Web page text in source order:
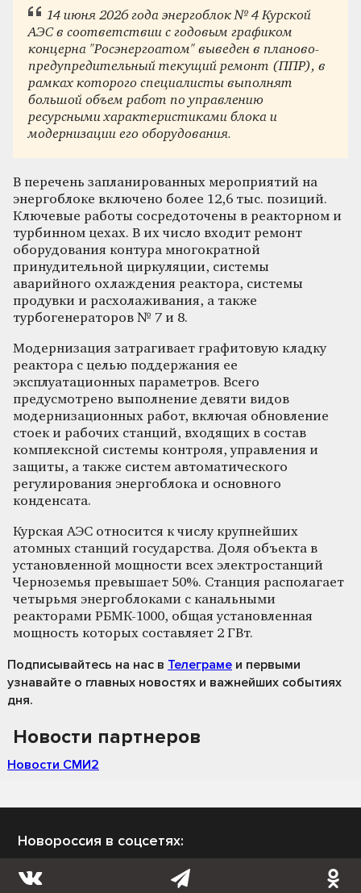
14 июня 2026 года энергоблок № 4 Курской
АЭС в соответствии с годовым графиком
концерна "Росэнергоатом" выведен в планово-
предупредительный текущий ремонт (ППР), в
рамках которого специалисты выполнят
большой объем работ по управлению
ресурсными характеристиками блока и
модернизации его оборудования.
В перечень запланированных мероприятий на
энергоблоке включено более 12,6 тыс. позиций.
Ключевые работы сосредоточены в реакторном и
турбинном цехах. В их число входит ремонт
оборудования контура многократной
принудительной циркуляции, системы
аварийного охлаждения реактора, системы
продувки и расхолаживания, а также
турбогенераторов № 7 и 8.
Модернизация затрагивает графитовую кладку
реактора с целью поддержания ее
эксплуатационных параметров. Всего
предусмотрено выполнение девяти видов
модернизационных работ, включая обновление
стоек и рабочих станций, входящих в состав
комплексной системы контроля, управления и
защиты, а также систем автоматического
регулирования энергоблока и основного
конденсата.
Курская АЭС относится к числу крупнейших
атомных станций государства. Доля объекта в
установленной мощности всех электростанций
Черноземья превышает 50%. Станция располагает
четырьмя энергоблоками с канальными
реакторами РБМК-1000, общая установленная
мощность которых составляет 2 ГВт.
Подписывайтесь на нас в Телеграме и первыми
узнавайте о главных новостях и важнейших событиях
дня.
Новости партнеров
Новости СМИ2
Новороссия в соцсетях: